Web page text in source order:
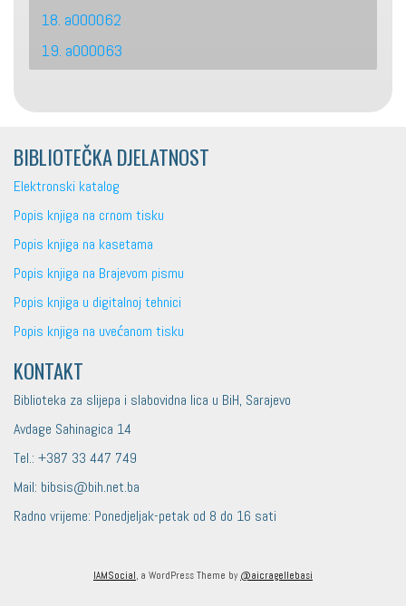
18. a000062
19. a000063
BIBLIOTEČKA DJELATNOST
Elektronski katalog
Popis knjiga na crnom tisku
Popis knjiga na kasetama
Popis knjiga na Brajevom pismu
Popis knjiga u digitalnoj tehnici
Popis knjiga na uvećanom tisku
KONTAKT
Biblioteka za slijepa i slabovidna lica u BiH, Sarajevo
Avdage Sahinagica 14
Tel.: +387 33 447 749
Mail: bibsis@bih.net.ba
Radno vrijeme: Ponedjeljak-petak od 8 do 16 sati
IAMSocial, a WordPress Theme by @aicragellebasi